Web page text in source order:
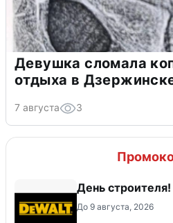
Девушка сломала
отдыха в
7 августа 3
День строителя!
До 9 августа, 2026